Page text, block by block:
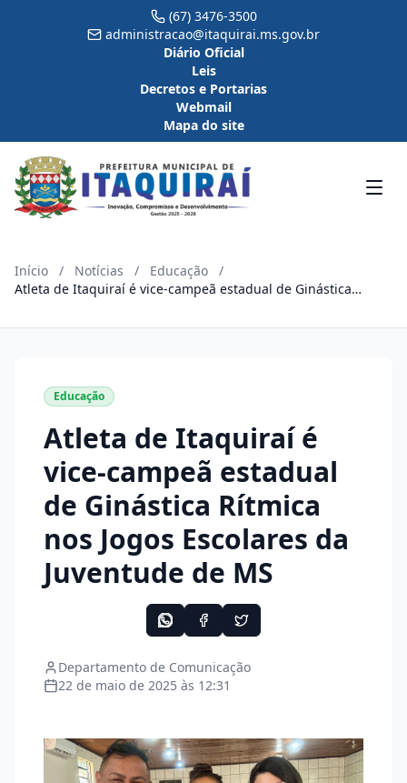
(67) 3476-3500
administracao@itaquirai.ms.gov.br
Diário Oficial
Leis
Decretos e Portarias
Webmail
Mapa do site
Início / Notícias / Educação
/
Atleta de Itaquiraí é vice-campeã estadual de Ginástica
Educação
Atleta de Itaquiraí é
vice-campeã estadual
de Ginástica Rítmica
nos Jogos Escolares da
Juventude de MS
Departamento de Comunicação
22 de maio de 2025 às 12:31